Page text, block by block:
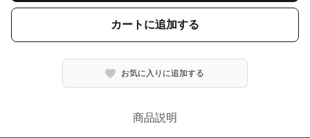
カートに追加する
お気に入りに追加する
商品説明